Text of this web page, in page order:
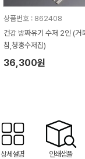
상품번호 : 862408
건강 방짜유기 수저 2인 (거
침,청홍수저집)
36,300원
상세설명 인쇄샘플